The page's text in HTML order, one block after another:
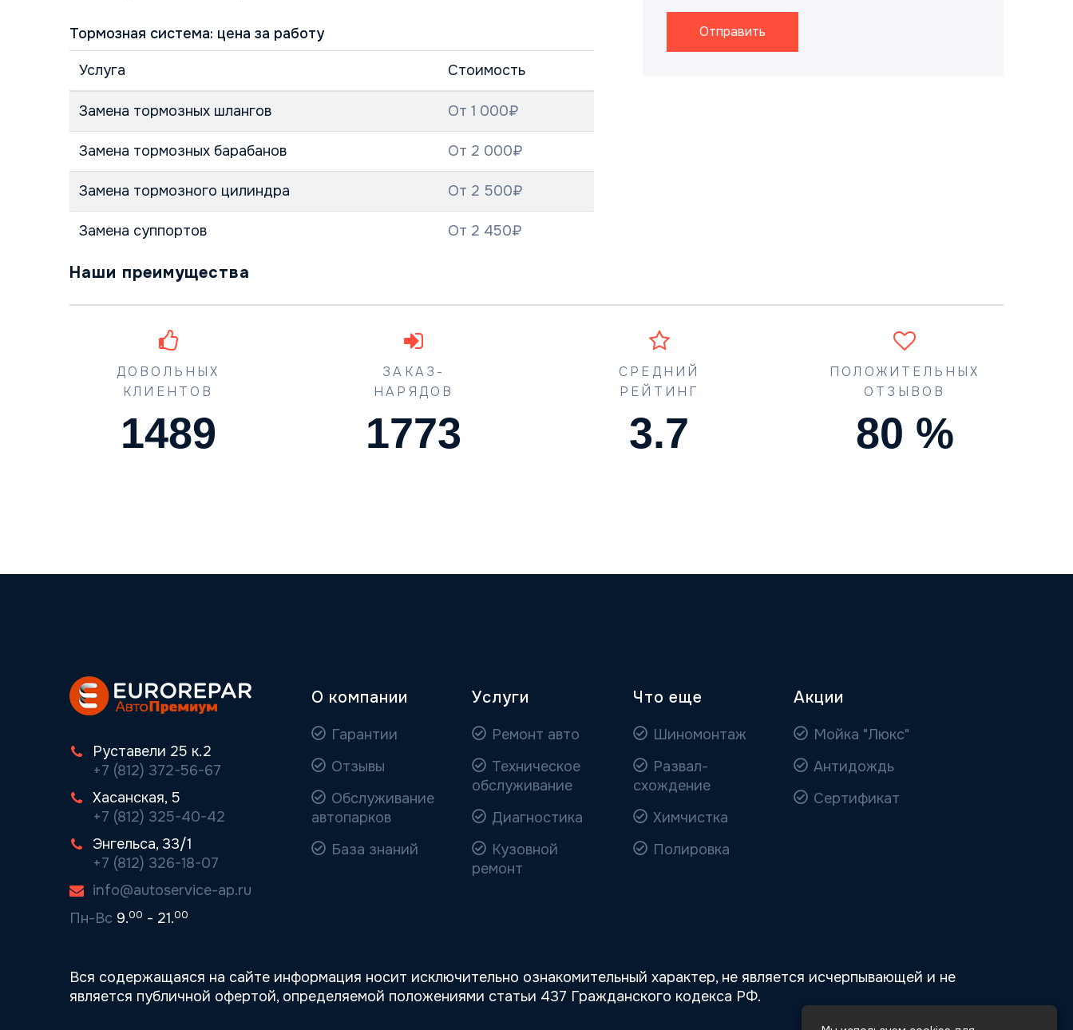
Тормозная система: цена за работу
Услуга Стоимость
Замена тормозных шлангов От 1 000₽
Замена тормозных барабанов От 2 000₽
Замена тормозного цилиндра От 2 500₽
Замена суппортов От 2 450₽
Отправить
Наши преимущества
ДОВОЛЬНЫХ
КЛИЕНТОВ
1489
ЗАКАЗ-
НАРЯДОВ
1773
СРЕДНИЙ
РЕЙТИНГ
4.5
ПОЛОЖИТЕЛЬНЫХ
ОТЗЫВОВ
90 %
Руставели 25 к.2
+7 (812) 372-56-67
Хасанская, 5
+7 (812) 325-40-42
Энгельса, 33/1
+7 (812) 326-18-07
info@autoservice-ap.ru
Пн-Вс 9.00 - 21.00
О компании
Гарантии
Отзывы
Обслуживание
автопарков
База знаний
Услуги
Ремонт авто
Техническое
обслуживание
Диагностика
Кузовной
ремонт
Что еще
Шиномонтаж
Развал-
схождение
Химчистка
Полировка
Акции
Мойка "Люкс"
Антидождь
Сертификат
Вся содержащаяся на сайте информация носит исключительно ознакомительный характер, не является исчерпывающей и не
является публичной офертой, определяемой положениями статьи 437 Гражданского кодекса РФ.